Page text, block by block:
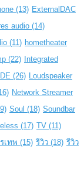
(13) ExternalDAC
audio (14)
(11) hometheater
(22)
Integrated
(26) Loudspeaker
Network Streamer
Soul (18) Soundbar
(17) TV (11)
เทพ (15) รีวิว (18) รีวิว